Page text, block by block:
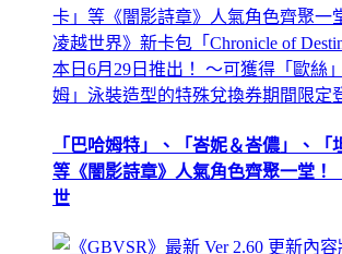
「巴哈姆特」、「峇妮＆峇儂」、「
等《闇影詩章》人氣角色齊聚一堂！
世